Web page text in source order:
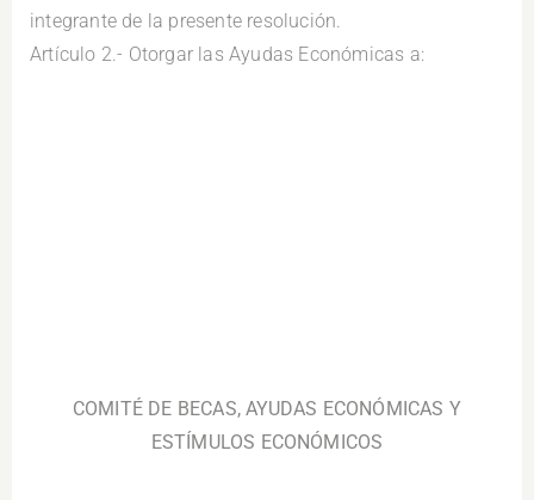
integrante de la presente resolución.
Artículo 2.- Otorgar las Ayudas Económicas a:
COMITÉ DE BECAS, AYUDAS ECONÓMICAS Y
ESTÍMULOS ECONÓMICOS